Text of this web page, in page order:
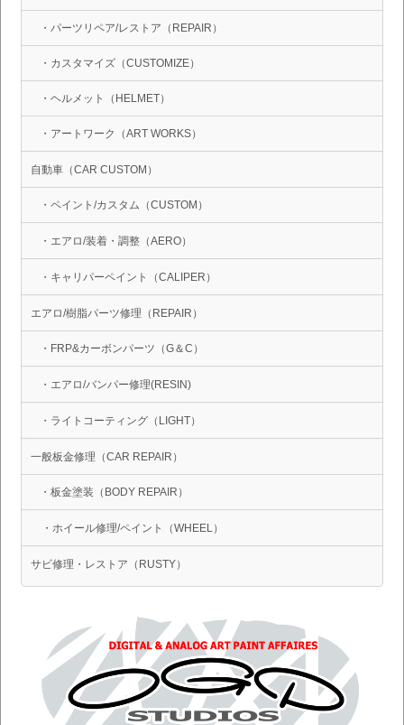
・パーツリペア/レストア（REPAIR）
・カスタマイズ（CUSTOMIZE）
・ヘルメット（HELMET）
・アートワーク（ART WORKS）
自動車（CAR CUSTOM）
・ペイント/カスタム（CUSTOM）
・エアロ/装着・調整（AERO）
・キャリパーペイント（CALIPER）
エアロ/樹脂パーツ修理（REPAIR）
・FRP&カーボンパーツ（G＆C）
・エアロ/バンパー修理(RESIN)
・ライトコーティング（LIGHT）
一般板金修理（CAR REPAIR）
・板金塗装（BODY REPAIR）
・ホイール修理/ペイント（WHEEL）
サビ修理・レストア（RUSTY）